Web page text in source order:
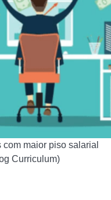
maior piso salarial
Curriculum)